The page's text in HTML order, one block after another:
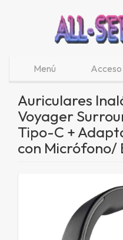
Menú Acceso
Auriculares
Voyager
Tipo-C +
con Micrófono/